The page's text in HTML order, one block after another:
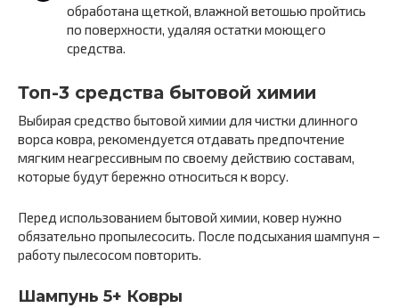
обработана щеткой, влажной ветошью пройтись
по поверхности, удаляя остатки моющего
средства.
Топ-3 средства бытовой химии
Выбирая средство бытовой химии для чистки длинного
ворса ковра, рекомендуется отдавать предпочтение
мягким неагрессивным по своему действию составам,
которые будут бережно относиться к ворсу.
Перед использованием бытовой химии, ковер нужно
обязательно пропылесосить. После подсыхания шампуня –
работу пылесосом повторить.
Шампунь 5+ Ковры